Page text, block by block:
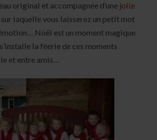
original et accompagnée d’une jolie
sur laquelle vous laisserez un petit mot
Noël est un moment magique
la féerie de ces moments
et entre amis…